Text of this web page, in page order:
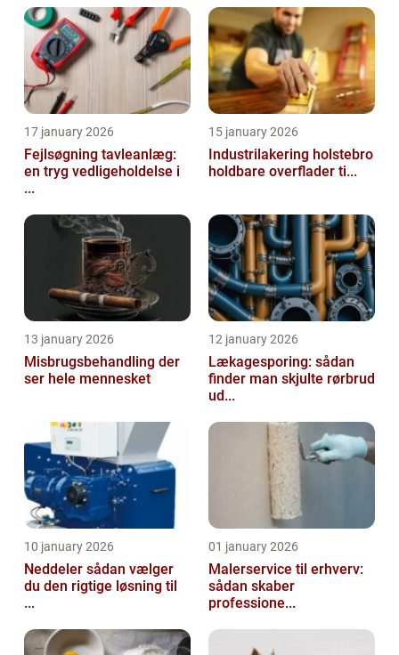
17 january 2026
Fejlsøgning tavleanlæg:
en tryg vedligeholdelse i
...
15 january 2026
Industrilakering holstebro
holdbare overflader ti...
13 january 2026
Misbrugsbehandling der
ser hele mennesket
12 january 2026
Lækagesporing: sådan
finder man skjulte rørbrud
ud...
10 january 2026
Neddeler sådan vælger
du den rigtige løsning til
...
01 january 2026
Malerservice til erhverv:
sådan skaber
professione...